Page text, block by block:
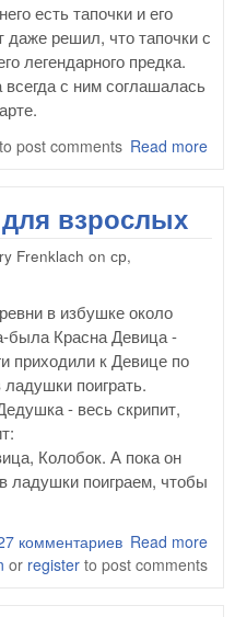
есть тапочки и его
даже решил, что тапочки с
легендарного предка.
с ним соглашалась
Read more
to post comments
взрослых
Frenklach on ср,
в избушке около
была Красна Девица -
приходили к Девице по
ладушки поиграть.
- весь скрипит,
Колобок. А пока он
ладушки поиграем, чтобы
Read more
комментариев
or register to post comments